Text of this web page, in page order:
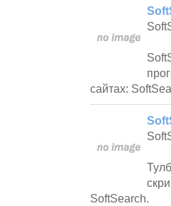
сайтах:
SoftSearch.